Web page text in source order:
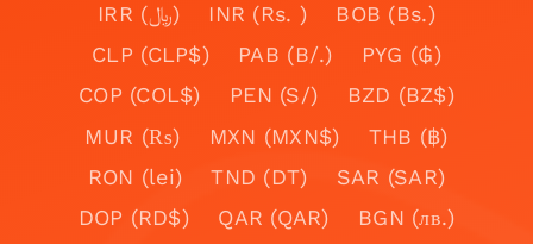
IRR (﷼)
INR (Rs. )
BOB (Bs.)
CLP (CLP$)
PAB (B/.)
PYG (₲)
COP (COL$)
PEN (S/)
BZD (BZ$)
MUR (₨)
MXN (MXN$)
THB (฿)
RON (lei)
TND (DT)
SAR (SAR)
DOP (RD$)
QAR (QAR)
BGN (лв.)